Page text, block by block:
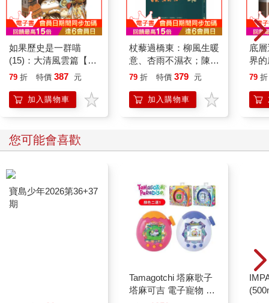
如果歷史是一群喵
(15)：大清風雲篇【萌
貓漫畫學歷史】
79 折 特價 387 元
加入購物車
杖藜過橋東：柳風生暖
意、杏雨不濕衣；陳亮
恭談以心轉境的適齡漫
79 折 特價 379 元
加入購物車
底
界
79 折
您可能會喜歡
Tamagotchi 塔麻歌子
塔麻可吉 電子寵物 樂